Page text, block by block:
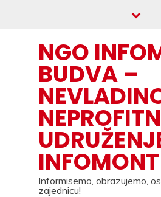
NGO
BUDVA –
INFOMONT
Informisemo, obrazujemo,
zajednicu!